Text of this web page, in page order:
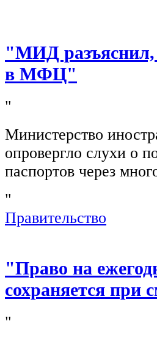
"МИД разъяснил,
в МФЦ"
"
Министерство
опровергло слухи о
паспортов через
"
Правительство
"Право на
сохраняется при
"